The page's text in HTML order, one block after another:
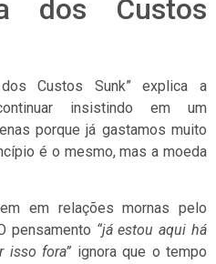
dos Custos
Custos Sunk” explica a
insistindo em um
porque já gastamos muito
é o mesmo, mas a moeda
em relações mornas pelo
pensamento “já estou aqui há
isso fora” ignora que o tempo